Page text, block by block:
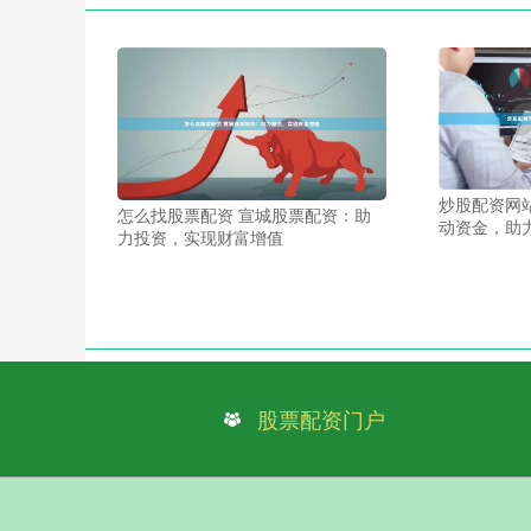
怎么找股票配资 宣城股票配资：助
力投资，实现财富增值
炒股配资网
动资金，助
股票配资门户